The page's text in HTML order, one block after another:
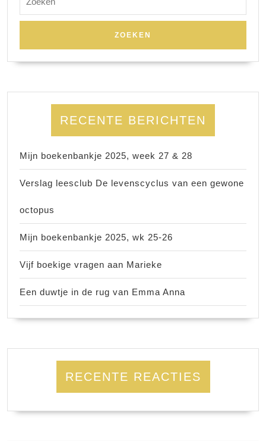
naar:
RECENTE BERICHTEN
Mijn boekenbankje 2025, week 27 & 28
Verslag leesclub De levenscyclus van een gewone
octopus
Mijn boekenbankje 2025, wk 25-26
Vijf boekige vragen aan Marieke
Een duwtje in de rug van Emma Anna
RECENTE REACTIES